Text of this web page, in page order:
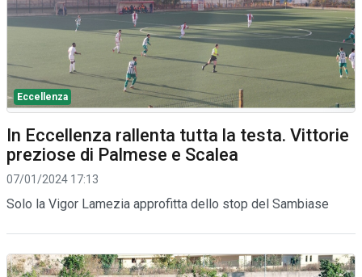
Eccellenza
In Eccellenza rallenta tutta la testa. Vittorie
preziose di Palmese e Scalea
07/01/2024 17:13
Solo la Vigor Lamezia approfitta dello stop del Sambiase